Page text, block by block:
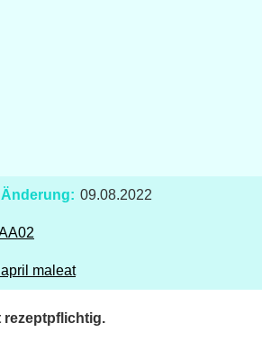
Änderung: 09.08.2022
maleat
rezeptpflichtig.